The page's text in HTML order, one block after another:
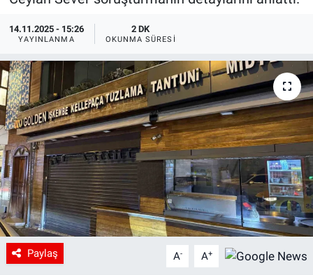
14.11.2025 - 15:26
YAYINLANMA
2 DK
OKUNMA SÜRESI
Paylaş A- A+